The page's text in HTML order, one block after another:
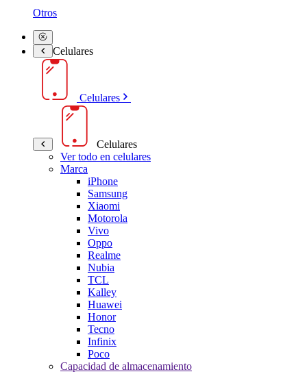
Otros
Celulares
Celulares
Celulares
Ver todo en celulares
Marca
iPhone
Samsung
Xiaomi
Motorola
Vivo
Oppo
Realme
Nubia
TCL
Kalley
Huawei
Honor
Tecno
Infinix
Poco
Capacidad de almacenamiento